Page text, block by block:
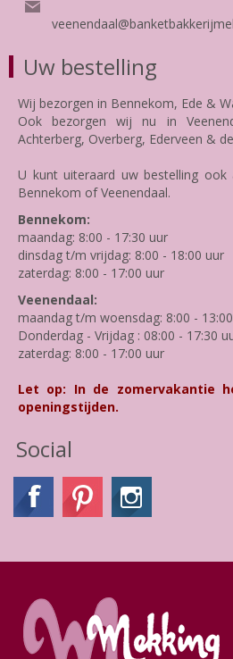
Uw bestelling
Wij bezorgen in Bennekom, Ede &
Ook bezorgen wij nu in
Achterberg, Overberg, Ederveen &
U kunt uiteraard uw bestelling ook
Bennekom of Veenendaal.
Bennekom:
maandag: 8:00 - 17:30 uur
dinsdag t/m vrijdag: 8:00 - 18:00 uur
zaterdag: 8:00 - 17:00 uur
Veenendaal:
maandag t/m woensdag: 8:00 -
Donderdag - Vrijdag : 08:00 - 17:30
zaterdag: 8:00 - 17:00 uur
Let op: In de zomervakantie
openingstijden.
Social